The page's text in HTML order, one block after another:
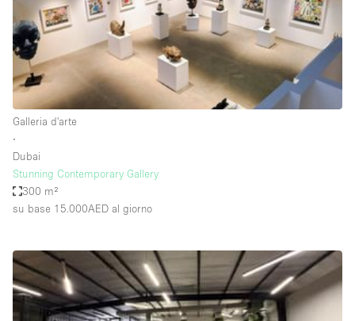
Esposizione di Automobili
Giardino
Illuminazione
Impianto audiovisivo
Industriale
Licenza per Liquori
Livello strada
Magazzino
Parcheggio privato
Galleria d'arte
∙
Dubai
Stunning Contemporary Gallery
300 m²
su base 15.000AED al giorno